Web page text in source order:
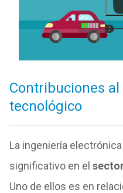
Contribuciones
tecnológico
La ingeniería
significativo en el
Uno de ellos es en